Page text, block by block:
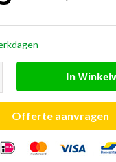
In
Offerte aanvragen